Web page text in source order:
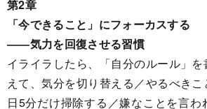
第2章
「今できること」にフォーカスする
――気力を回復させる習慣
イライラしたら、「自分のルール」
えて、気分を切り替える／やるべき
日5分だけ掃除する／嫌なことを言